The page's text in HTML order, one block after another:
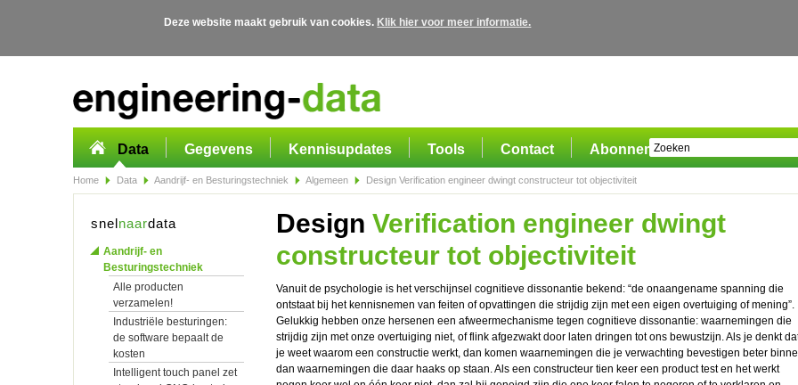
Deze website maakt gebruik van cookies. Klik hier voor meer informatie.
Data Gegevens Kennisupdates Tools Contact Abonnement
Home Data Aandrijf- en Besturingstechniek Algemeen Design Verification engineer dwingt constructeur tot objectiviteit
snelnaardata
Aandrijf- en
Besturingstechniek
Alle producten
verzamelen!
Industriële besturingen:
de software bepaalt de
kosten
Intelligent touch panel zet
Design Verification engineer dwingt
constructeur tot objectiviteit
Vanuit de psychologie is het verschijnsel cognitieve dissonantie bekend: “de onaangename spanning die
ontstaat bij het kennisnemen van feiten of opvattingen die strijdig zijn met een eigen overtuiging of mening”.
Gelukkig hebben onze hersenen een afweermechanisme tegen cognitieve dissonantie: waarnemingen die
strijdig zijn met onze overtuiging niet, of flink afgezwakt door laten dringen tot ons bewustzijn. Als je denkt
je weet waarom een constructie werkt, dan komen waarnemingen die je verwachting bevestigen beter
dan waarnemingen die daar haaks op staan. Als een constructeur tien keer een product test en het werkt